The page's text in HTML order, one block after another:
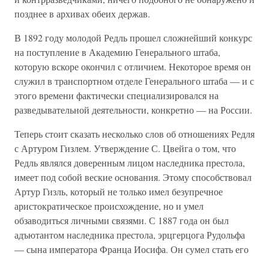
позднее в архивах обеих держав.
В 1892 году молодой Редль прошел сложнейший конкурс
на поступление в Академию Генерального штаба,
которую вскоре окончил с отличием. Некоторое время он
служил в транспортном отделе Генерального штаба — и с
этого времени фактически специализировался на
разведывательной деятельности, конкретно — на России.
Теперь стоит сказать несколько слов об отношениях Редля
с Артуром Гизлем. Утверждение С. Цвейга о том, что
Редль являлся доверенным лицом наследника престола,
имеет под собой веские основания. Этому способствовал
Артур Гизль, который не только имел безупречное
аристократическое происхождение, но и умел
обзаводиться личными связями. С 1887 года он был
адъютантом наследника престола, эрцгерцога Рудольфа
— сына императора Франца Иосифа. Он сумел стать его